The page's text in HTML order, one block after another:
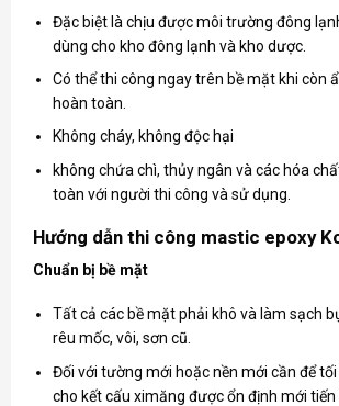
Đặc biệt là chịu được môi trường đông
dùng cho kho đông lạnh và kho dược.
Có thể thi công ngay trên bề mặt khi còn
hoàn toàn.
Không cháy, không độc hại
không chứa chì, thủy ngân và các hóa
toàn với người thi công và sử dụng.
Hướng dẫn thi công mastic epoxy
Chuẩn bị bề mặt
Tất cả các bề mặt phải khô và làm sạch
rêu mốc, vôi, sơn cũ.
Đối với tường mới hoặc nền mới cần để
cho kết cấu ximăng được ổn định mới